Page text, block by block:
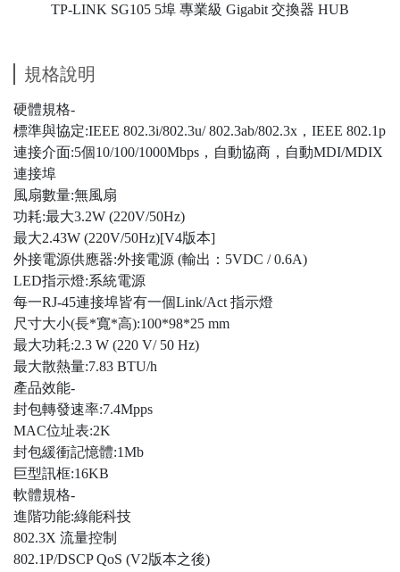
TP-LINK SG105 5埠 專業級 Gigabit 交換器 HUB
規格說明
硬體規格-
標準與協定:IEEE 802.3i/802.3u/ 802.3ab/802.3x，IEEE 802.1p
連接介面:5個10/100/1000Mbps，自動協商，自動MDI/MDIX
連接埠
風扇數量:無風扇
功耗:最大3.2W (220V/50Hz)
最大2.43W (220V/50Hz)[V4版本]
外接電源供應器:外接電源 (輸出：5VDC / 0.6A)
LED指示燈:系統電源
每一RJ-45連接埠皆有一個Link/Act 指示燈
尺寸大小(長*寬*高):100*98*25 mm
最大功耗:2.3 W (220 V/ 50 Hz)
最大散熱量:7.83 BTU/h
產品效能-
封包轉發速率:7.4Mpps
MAC位址表:2K
封包緩衝記憶體:1Mb
巨型訊框:16KB
軟體規格-
進階功能:綠能科技
802.3X 流量控制
802.1P/DSCP QoS (V2版本之後)